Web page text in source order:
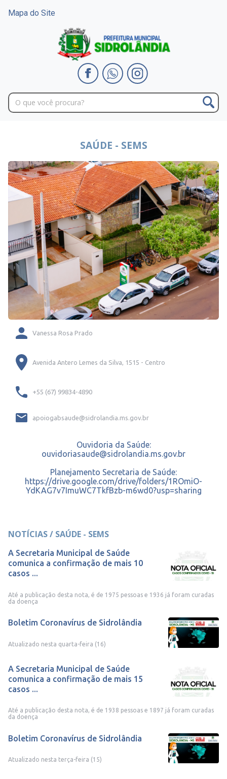
Mapa do Site
SAÚDE - SEMS
Vanessa Rosa Prado
Avenida Antero Lemes da Silva, 1515 - Centro
+55 (67) 99834-4890
apoiogabsaude@sidrolandia.ms.gov.br
Ouvidoria da Saúde:
ouvidoriasaude@sidrolandia.ms.gov.br
Planejamento Secretaria de Saúde:
https://drive.google.com/drive/folders/1ROmiO-
YdKAG7v7ImuWC7TkfBzb-m6wd0?usp=sharing
NOTÍCIAS / SAÚDE - SEMS
A Secretaria Municipal de Saúde
comunica a confirmação de mais 10
casos ...
Até a publicação desta nota, é de 1975 pessoas e 1936 já foram curadas
da doença
Boletim Coronavírus de Sidrolândia
Atualizado nesta quarta-feira (16)
A Secretaria Municipal de Saúde
comunica a confirmação de mais 15
casos ...
Até a publicação desta nota, é de 1938 pessoas e 1897 já foram curadas
da doença
Boletim Coronavírus de Sidrolândia
Atualizado nesta terça-feira (15)